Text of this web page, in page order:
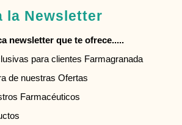
la Newsletter
newsletter que te ofrece.....
para clientes Farmagranada
de nuestras Ofertas
Farmacéuticos